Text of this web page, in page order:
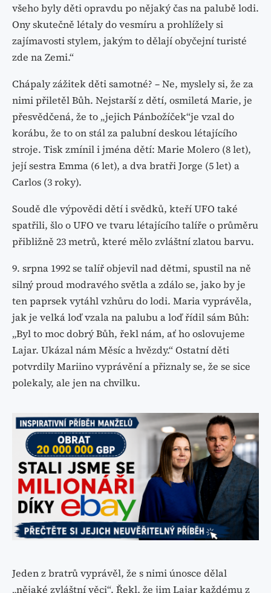
všeho byly děti opravdu po nějaký čas na palubě lodi.
Ony skutečně létaly do vesmíru a prohlížely si
zajímavosti stylem, jakým to dělají obyčejní turisté
zde na Zemi.“
Chápaly zážitek děti samotné? – Ne, myslely si, že za
nimi přiletěl Bůh. Nejstarší z dětí, osmiletá Marie, je
přesvědčená, že to „jejich Pánbožíček“je vzal do
korábu, že to on stál za palubní deskou létajícího
stroje. Tisk zmínil i jména dětí: Marie Molero (8 let),
její sestra Emma (6 let), a dva bratři Jorge (5 let) a
Carlos (3 roky).
Soudě dle výpovědi dětí i svědků, kteří UFO také
spatřili, šlo o UFO ve tvaru létajícího talíře o průměru
přibližně 23 metrů, které mělo zvláštní zlatou barvu.
9. srpna 1992 se talíř objevil nad dětmi, spustil na ně
silný proud modravého světla a zdálo se, jako by je
ten paprsek vytáhl vzhůru do lodi. Maria vyprávěla,
jak je velká loď vzala na palubu a loď řídil sám Bůh:
„Byl to moc dobrý Bůh, řekl nám, ať ho oslovujeme
Lajar. Ukázal nám Měsíc a hvězdy.“ Ostatní děti
potvrdily Mariino vyprávění a přiznaly se, že se sice
polekaly, ale jen na chvilku.
Jeden z bratrů vyprávěl, že s nimi únosce dělal
„nějaké zvláštní věci“. Řekl, že jim Lajar každému z